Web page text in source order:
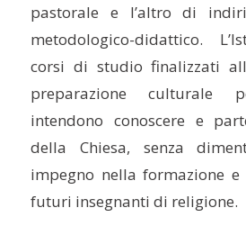
pastorale e l’altro di
metodologico-didattico.
corsi di studio finalizzati
preparazione culturale
intendono conoscere e
della Chiesa, senza
impegno nella formazione
futuri insegnanti di religione.